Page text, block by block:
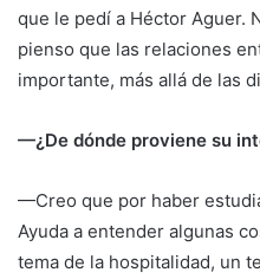
que le pedí a Héctor Aguer.
pienso que las relaciones
importante, más allá de las
—¿De dónde proviene su
—Creo que por haber
Ayuda a entender algunas
tema de la hospitalidad, un